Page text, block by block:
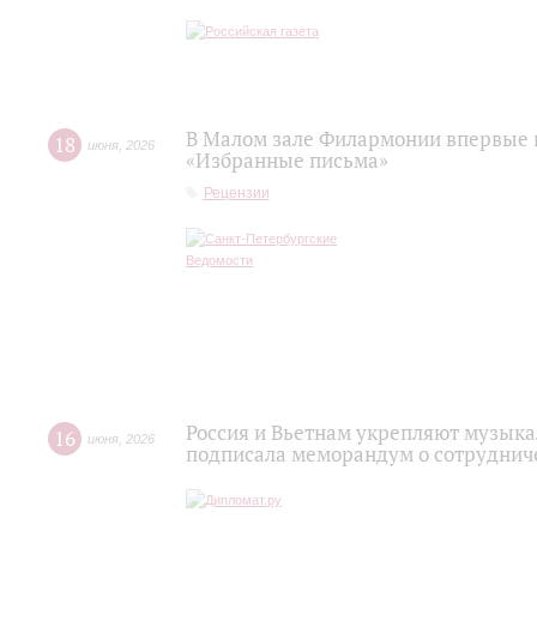
18 июня 2026
В Малом зале Филармонии впервые
«Избранные письма»
Рецензии
16 июня 2026
Россия и Вьетнам укрепляют
подписала меморандум о